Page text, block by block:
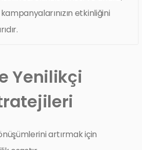
etkinliğini
Yenilikçi
artırmak için